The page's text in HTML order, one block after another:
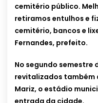
cemitério público.
retiramos entulhos e
cemitério, bancos e
Fernandes, prefeito.
No segundo semestre
revitalizados também
Mariz, o estádio